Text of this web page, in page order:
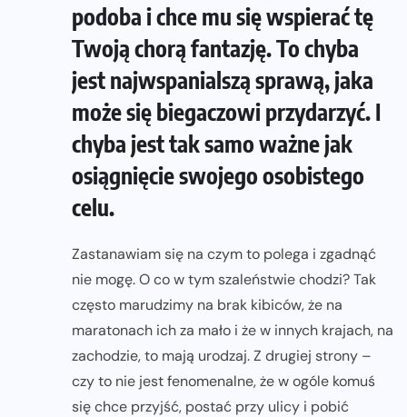
podoba i chce mu się wspierać tę
Twoją chorą fantazję. To chyba
jest najwspanialszą sprawą, jaka
może się biegaczowi przydarzyć. I
chyba jest tak samo ważne jak
osiągnięcie swojego osobistego
celu.
Zastanawiam się na czym to polega i zgadnąć
nie mogę. O co w tym szaleństwie chodzi? Tak
często marudzimy na brak kibiców, że na
maratonach ich za mało i że w innych krajach, na
zachodzie, to mają urodzaj. Z drugiej strony –
czy to nie jest fenomenalne, że w ogóle komuś
się chce przyjść, postać przy ulicy i pobić